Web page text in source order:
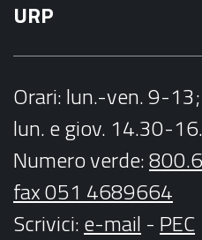
URP
Orari: lun.-ven. 9-13;
lun. e giov. 14.30-
Numero verde:
fax 051 4689664
Scrivici:e-mail - PEC